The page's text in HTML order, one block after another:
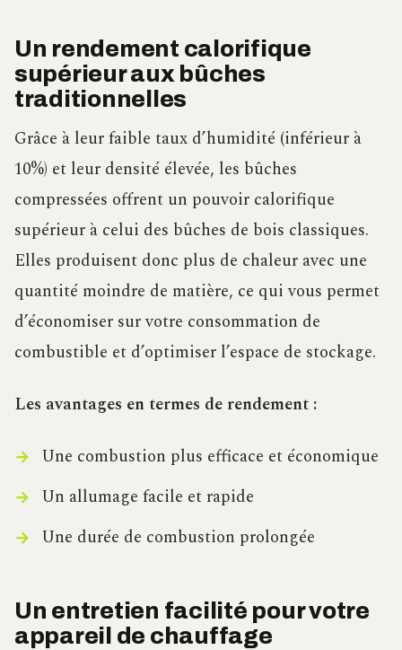
Un rendement calorifique
supérieur aux bûches
traditionnelles
Grâce à leur faible taux d’humidité (inférieur à
10%) et leur densité élevée, les bûches
compressées offrent un pouvoir calorifique
supérieur à celui des bûches de bois classiques.
Elles produisent donc plus de chaleur avec une
quantité moindre de matière, ce qui vous permet
d’économiser sur votre consommation de
combustible et d’optimiser l’espace de stockage.
Les avantages en termes de rendement :
Une combustion plus efficace et économique
Un allumage facile et rapide
Une durée de combustion prolongée
Un entretien facilité pour votre
appareil de chauffage